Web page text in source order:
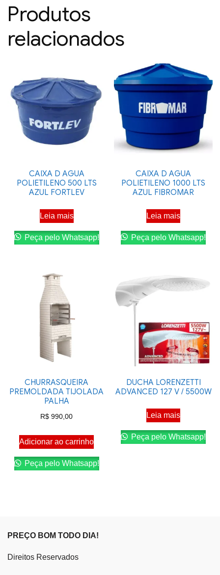
Produtos
relacionados
CAIXA D AGUA
POLIETILENO 500 LTS
AZUL FORTLEV
Leia mais
Peça pelo Whatsapp!
CAIXA D AGUA
POLIETILENO 1000 LTS
AZUL FIBROMAR
Leia mais
Peça pelo Whatsapp!
CHURRASQUEIRA
PREMOLDADA TIJOLADA
PALHA
R$ 990,00
Adicionar ao carrinho
Peça pelo Whatsapp!
DUCHA LORENZETTI
ADVANCED 127 V / 5500W
Leia mais
Peça pelo Whatsapp!
PREÇO BOM TODO DIA!
Direitos Reservados